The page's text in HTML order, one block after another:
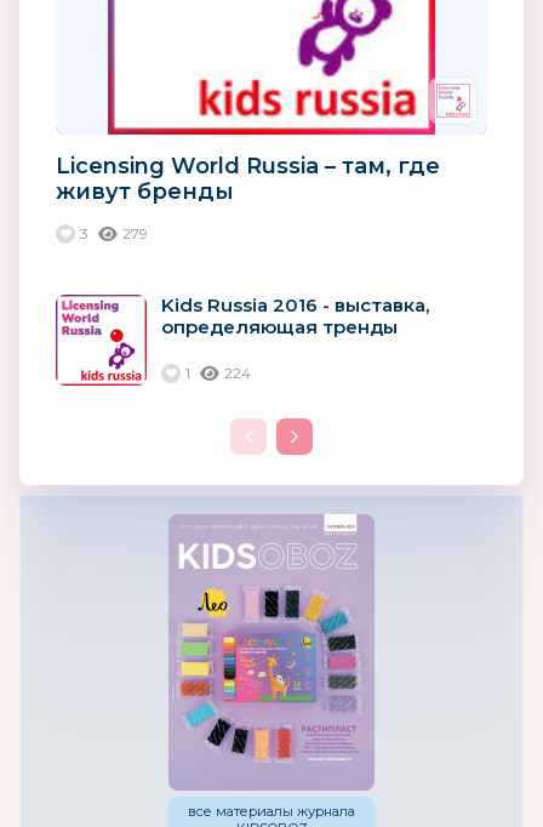
Licensing World Russia – там, где
живут бренды
3 279
Kids Russia 2016 - выставка,
определяющая тренды
1 224
все материалы журнала